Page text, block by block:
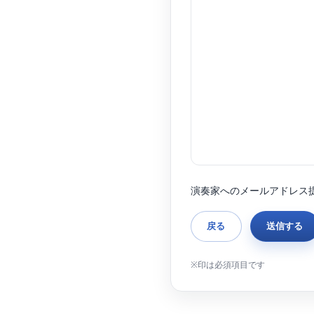
演奏家へのメールアドレス